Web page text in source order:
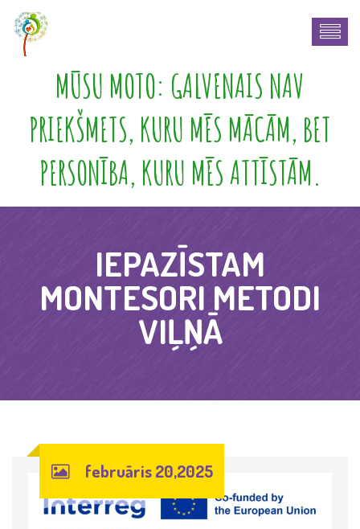
MŪSU MOTO: GALVENAIS NAV
PRIEKŠMETS, KURU MĒS MĀCĀM, BET
PERSONĪBA, KURU MĒS ATTĪSTĀM.
IEPAZĪSTAM
MONTESORI METODI
VIĻŅĀ
februāris 20,2025